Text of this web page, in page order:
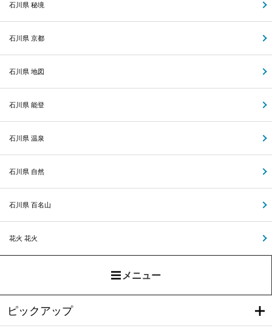
石川県 秘境
石川県 京都
石川県 地図
石川県 能登
石川県 温泉
石川県 自然
石川県 百名山
花火 花火
メニュー
ピックアップ